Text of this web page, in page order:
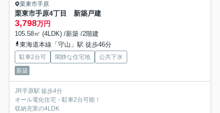
栗東市手原
栗東市手原4丁目 新築戸建
3,798万円
105.58㎡ (4LDK) /新築 /2階建
東海道本線「守山」駅 徒歩46分
駐車2台可 閑静な住宅地
公共下水
新築
JR手原駅 徒歩4分
オール電化住宅・駐車2台可能！
収納充実の4LDK